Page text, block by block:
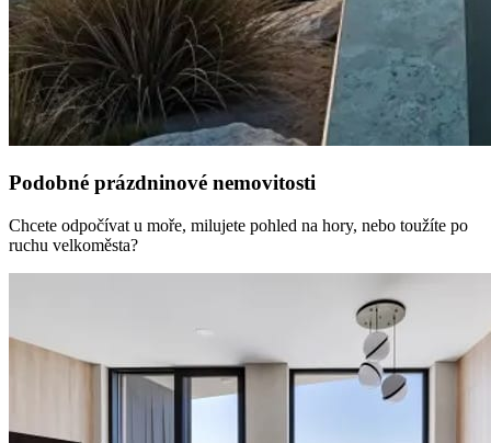
Podobné prázdninové nemovitosti
Chcete odpočívat u moře, milujete pohled na hory, nebo toužíte po
ruchu velkoměsta?